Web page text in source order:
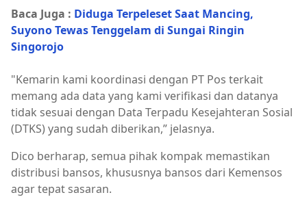
Baca Juga : Diduga Terpeleset Saat Mancing,
Suyono Tewas Tenggelam di Sungai Ringin
Singorojo
"Kemarin kami koordinasi dengan PT Pos terkait
memang ada data yang kami verifikasi dan datanya
tidak sesuai dengan Data Terpadu Kesejahteran Sosial
(DTKS) yang sudah diberikan,” jelasnya.
Dico berharap, semua pihak kompak memastikan
distribusi bansos, khususnya bansos dari Kemensos
agar tepat sasaran.